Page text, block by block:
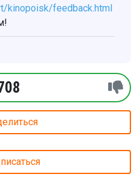
kinopoisk/feedback.html